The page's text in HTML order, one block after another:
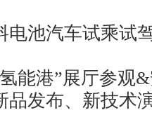
汽车试乘试驾
港”展厅参观&
布、新技术演